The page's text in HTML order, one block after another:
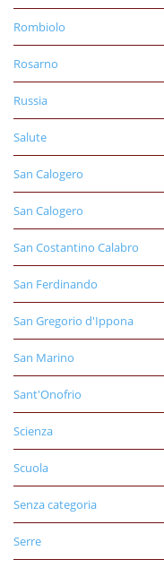
Rombiolo
Rosarno
Russia
Salute
San Calogero
San Calogero
San Costantino Calabro
San Ferdinando
San Gregorio d'Ippona
San Marino
Sant'Onofrio
Scienza
Scuola
Senza categoria
Serre